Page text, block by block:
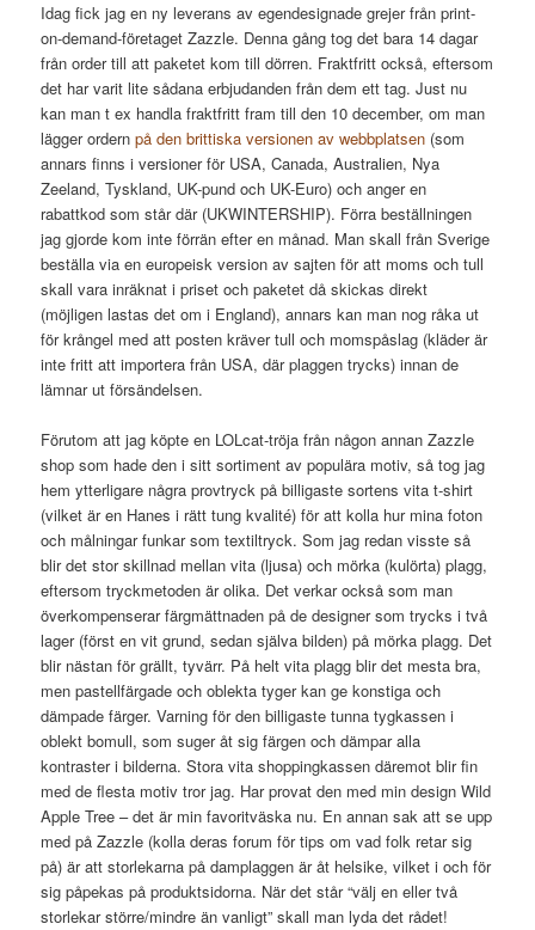
Idag fick jag en ny leverans av egendesignade grejer från print-
on-demand-företaget Zazzle. Denna gång tog det bara 14 dagar
från order till att paketet kom till dörren. Fraktfritt också, eftersom
det har varit lite sådana erbjudanden från dem ett tag. Just nu
kan man t ex handla fraktfritt fram till den 10 december, om man
lägger ordernpå den brittiska versionen av webbplatsen (som
annars finns i versioner för USA, Canada, Australien, Nya
Zeeland, Tyskland, UK-pund och UK-Euro) och anger en
rabattkod som står där (UKWINTERSHIP). Förra beställningen
jag gjorde kom inte förrän efter en månad. Man skall från Sverige
beställa via en europeisk version av sajten för att moms och tull
skall vara inräknat i priset och paketet då skickas direkt
(möjligen lastas det om i England), annars kan man nog råka ut
för krångel med att posten kräver tull och momspåslag (kläder är
inte fritt att importera från USA, där plaggen trycks) innan de
lämnar ut försändelsen.
Förutom att jag köpte en LOLcat-tröja från någon annan Zazzle
shop som hade den i sitt sortiment av populära motiv, så tog jag
hem ytterligare några provtryck på billigaste sortens vita t-shirt
(vilket är en Hanes i rätt tung kvalité) för att kolla hur mina foton
och målningar funkar som textiltryck. Som jag redan visste så
blir det stor skillnad mellan vita (ljusa) och mörka (kulörta) plagg,
eftersom tryckmetoden är olika. Det verkar också som man
överkompenserar färgmättnaden på de designer som trycks i två
lager (först en vit grund, sedan själva bilden) på mörka plagg. Det
blir nästan för grällt, tyvärr. På helt vita plagg blir det mesta bra,
men pastellfärgade och oblekta tyger kan ge konstiga och
dämpade färger. Varning för den billigaste tunna tygkassen i
oblekt bomull, som suger åt sig färgen och dämpar alla
kontraster i bilderna. Stora vita shoppingkassen däremot blir fin
med de flesta motiv tror jag. Har provat den med min design Wild
Apple Tree – det är min favoritväska nu. En annan sak att se upp
med på Zazzle (kolla deras forum för tips om vad folk retar sig
på) är att storlekarna på damplaggen är åt helsike, vilket i och för
sig påpekas på produktsidorna. När det står “välj en eller två
storlekar större/mindre än vanligt” skall man lyda det rådet!